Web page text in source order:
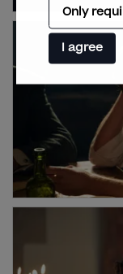
Only
I agree